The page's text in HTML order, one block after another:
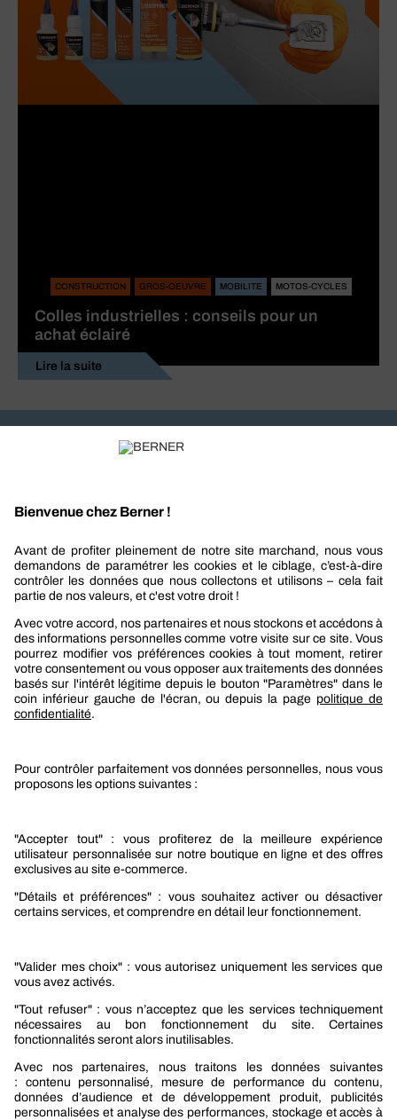
CONSTRUCTION GROS-OEUVRE MOBILITE MOTOS-CYCLES
Colles industrielles : conseils pour un
achat éclairé
Lire la suite
Berner
Boutique Berner
Boutique Berner Industry Services
Le groupe Berner
Nos produits
Sélection produits automobile
Sélection produits bâtiment
Promotions
Nouveautés mobilité
Nouveautés construction
CARRIÈRES
NOTRE OFFRE